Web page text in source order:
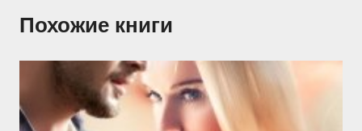
Похожие книги